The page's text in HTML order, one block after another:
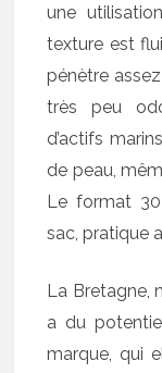
une
texture est
pénètre
très peu
d’actifs
de peau,
Le format
sac, pratique
La Bretagne,
a du
marque, qui